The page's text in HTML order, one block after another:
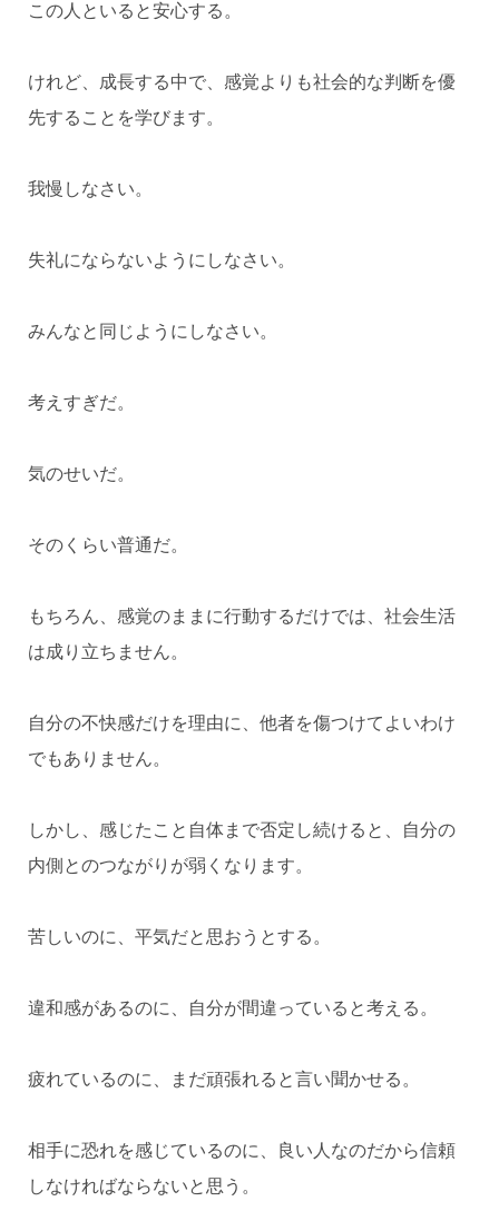
この人といると安心する。
けれど、成長する中で、感覚よりも社会的な判断を優
先することを学びます。
我慢しなさい。
失礼にならないようにしなさい。
みんなと同じようにしなさい。
考えすぎだ。
気のせいだ。
そのくらい普通だ。
もちろん、感覚のままに行動するだけでは、社会生活
は成り立ちません。
自分の不快感だけを理由に、他者を傷つけてよいわけ
でもありません。
しかし、感じたこと自体まで否定し続けると、自分の
内側とのつながりが弱くなります。
苦しいのに、平気だと思おうとする。
違和感があるのに、自分が間違っていると考える。
疲れているのに、まだ頑張れると言い聞かせる。
相手に恐れを感じているのに、良い人なのだから信頼
しなければならないと思う。